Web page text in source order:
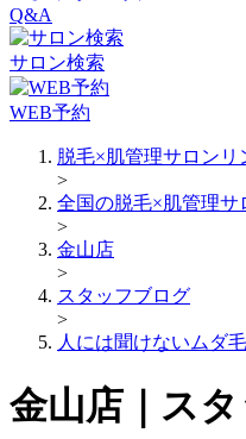
Q&A
サロン検索
WEB予約
脱毛×肌管理サロンリ
>
全国の脱毛×肌管理サ
>
金山店
>
スタッフブログ
>
人には聞けないムダ
金山店｜ス